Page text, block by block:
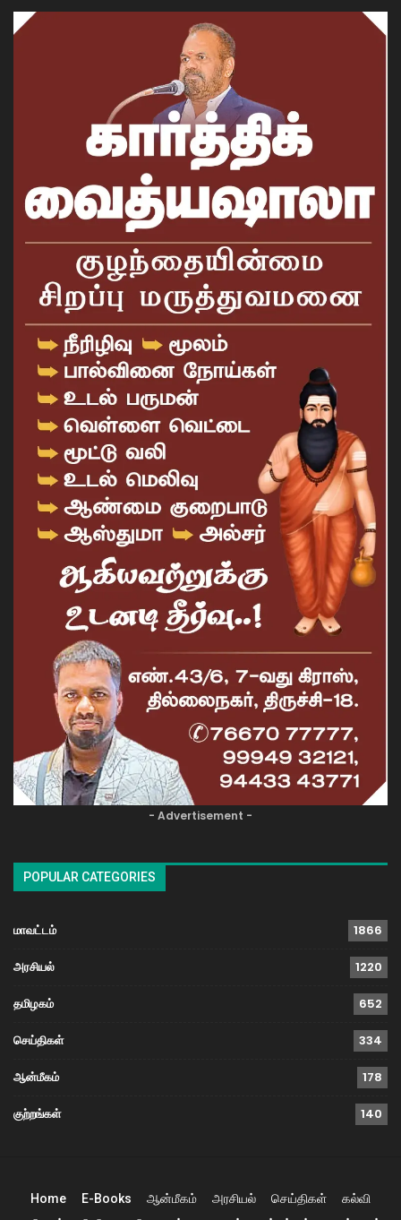
- Advertisement -
POPULAR CATEGORIES
மாவட்டம் 1866
அரசியல் 1220
தமிழகம் 652
செய்திகள் 334
ஆன்மீகம் 178
குற்றங்கள் 140
Home E-Books ஆன்மீகம் அரசியல் செய்திகள்
கல்வி